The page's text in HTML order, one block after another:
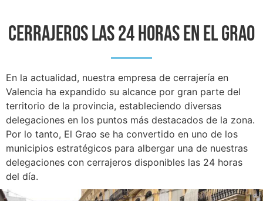
CERRAJEROS LAS 24 HORAS EN EL GRAO
En la actualidad, nuestra empresa de cerrajería en
Valencia ha expandido su alcance por gran parte del
territorio de la provincia, estableciendo diversas
delegaciones en los puntos más destacados de la zona.
Por lo tanto, El Grao se ha convertido en uno de los
municipios estratégicos para albergar una de nuestras
delegaciones con cerrajeros disponibles las 24 horas
del día.